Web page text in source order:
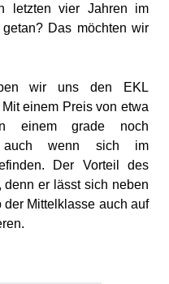
letzten vier Jahren im
Das möchten wir
wir uns den EKL
einem Preis von etwa
einem grade noch
auch wenn sich im
Der Vorteil des
er lässt sich neben
Mittelklasse auch auf